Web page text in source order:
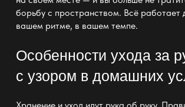
борьбу с пространством. Всё работает
вашем ритме, в вашем темпе.
Особенности ухода за
с узором в домашних